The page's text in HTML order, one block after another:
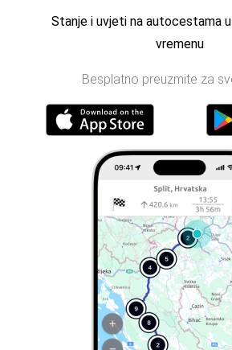
Stanje i uvjeti na autocestama
vremenu
Besplatno preuzmite za